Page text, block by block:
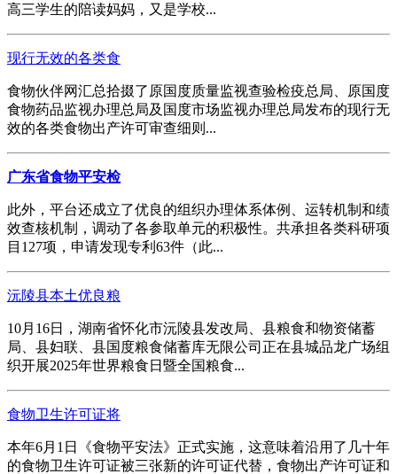
高三学生的陪读妈妈，又是学校...
现行无效的各类食
食物伙伴网汇总拾掇了原国度质量监视查验检疫总局、原国度
食物药品监视办理总局及国度市场监视办理总局发布的现行无
效的各类食物出产许可审查细则...
广东省食物平安检
此外，平台还成立了优良的组织办理体系体例、运转机制和绩
效查核机制，调动了各参取单元的积极性。共承担各类科研项
目127项，申请发现专利63件（此...
沅陵县本土优良粮
10月16日，湖南省怀化市沅陵县发改局、县粮食和物资储蓄
局、县妇联、县国度粮食储蓄库无限公司正在县城品龙广场组
织开展2025年世界粮食日暨全国粮食...
食物卫生许可证将
本年6月1日《食物平安法》正式实施，这意味着沿用了几十年
的食物卫生许可证被三张新的许可证代替，食物出产许可证和